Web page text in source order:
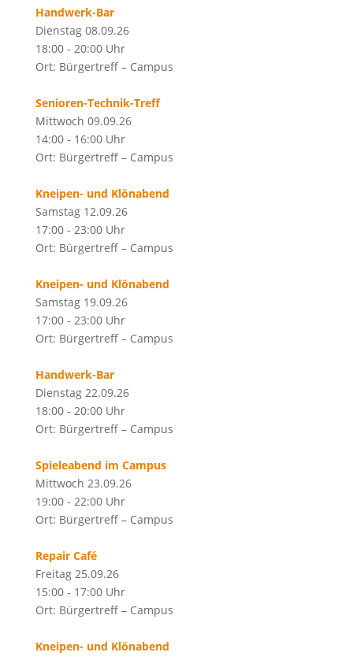
Handwerk-Bar
Dienstag 08.09.26
18:00 - 20:00 Uhr
Ort: Bürgertreff – Campus
Senioren-Technik-Treff
Mittwoch 09.09.26
14:00 - 16:00 Uhr
Ort: Bürgertreff – Campus
Kneipen- und Klönabend
Samstag 12.09.26
17:00 - 23:00 Uhr
Ort: Bürgertreff – Campus
Kneipen- und Klönabend
Samstag 19.09.26
17:00 - 23:00 Uhr
Ort: Bürgertreff – Campus
Handwerk-Bar
Dienstag 22.09.26
18:00 - 20:00 Uhr
Ort: Bürgertreff – Campus
Spieleabend im Campus
Mittwoch 23.09.26
19:00 - 22:00 Uhr
Ort: Bürgertreff – Campus
Repair Café
Freitag 25.09.26
15:00 - 17:00 Uhr
Ort: Bürgertreff – Campus
Kneipen- und Klönabend